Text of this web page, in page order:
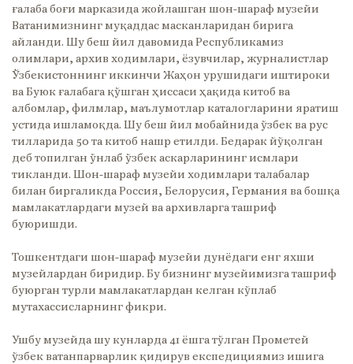
ғалаба боғи марказида жойлашган шон-шараф музейи
Ватанимизнинг муқаддас масканларидан бирига
айланди. Шу беш йил давомида Республикамиз
олимлари, aрхив ходимлари, ёзувчилар, журналистлар
Ўзбекистоннинг иккинчи Жаҳон урушидаги иштироки
ва Буюк ғалабага қўшган ҳиссаси ҳақида китоб ва
албомлар, филмлар, маълумотлар каталогларини яратиш
устида ишламоқда. Шу беш йил мобайнида ўзбек ва рус
тилларида 50 та китоб нашр етилди. Бедарак йўқолган
деб топилган ўнлаб ўзбек аскарларининг исмлари
тикланди. Шон-шараф музейи ходимлари талабалар
билан биргаликда Россия, Белорусия, Германия ва бошқа
мамлакатлардаги музей ва архивларга ташриф
буюришди.
Тошкентдаги шон-шараф музейи дунёдаги енг яхши
музейлардан биридир. Бу бизнинг музейимизга ташриф
буюрган турли мамлакатлардан келган кўплаб
мутахассисларнинг фикри.
Ушбу музейда шу кунларда 41 ёшга тўлган Прометей
ўзбек ватанпарварлик қидирув експедициямиз ишига